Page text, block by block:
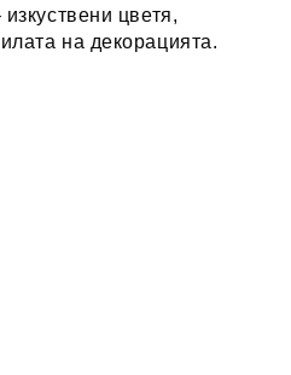
изкуствени цветя,
на декорацията.